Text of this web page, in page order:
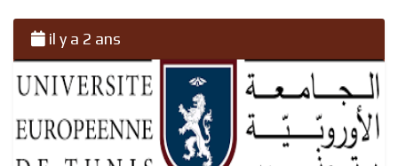
il y a 2 ans